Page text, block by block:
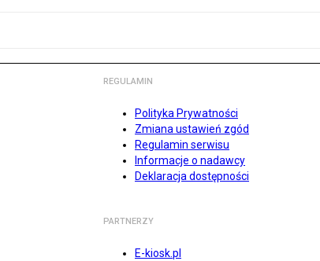
REGULAMIN
Polityka Prywatności
Zmiana ustawień zgód
Regulamin serwisu
Informacje o nadawcy
Deklaracja dostępności
PARTNERZY
E-kiosk.pl